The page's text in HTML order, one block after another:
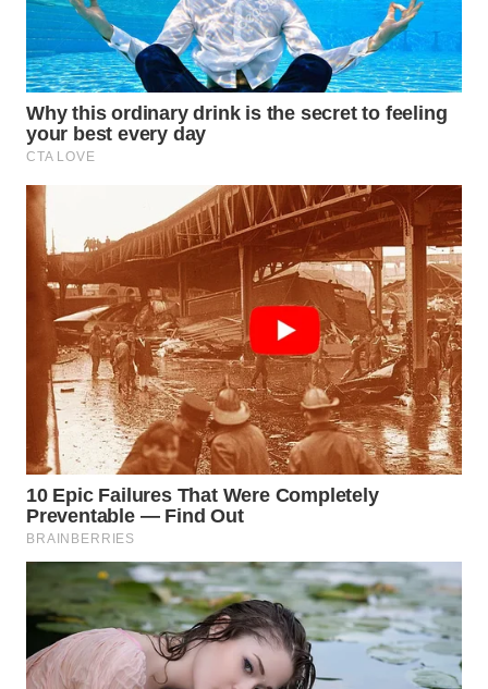
WN
BORNEO
Wahana
Media
Group
WAHANA
WAHANA
TANI
WAHANA
ADVOKAT
WAHANA
INFRASTRUKTUR
WAHANA
KONSUMEN
WAHANA
LISTRIK
WAHANA